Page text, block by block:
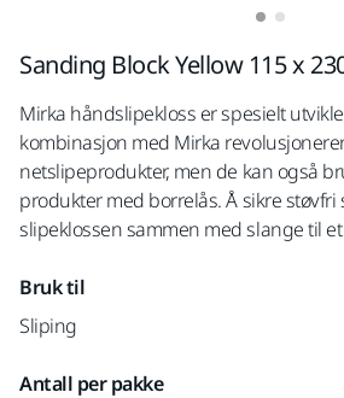
Sanding Block Yellow 115 x
Mirka håndslipekloss er spesielt
kombinasjon med Mirka
netslipeprodukter, men de kan også
produkter med borrelås. Å sikre støvfri
slipeklossen sammen med slange til
Bruk til
Sliping
Antall per pakke